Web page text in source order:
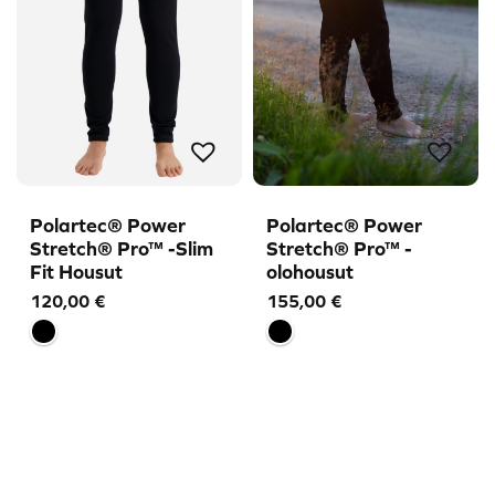
Polartec® Power
Stretch® Pro™ -Slim
Fit Housut
120,00 €
Polartec® Power
Stretch® Pro™ -
olohousut
155,00 €